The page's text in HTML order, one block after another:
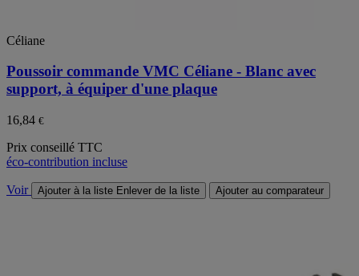
Céliane
Poussoir commande VMC Céliane - Blanc avec
support, à équiper d'une plaque
16,84 €
Prix conseillé TTC
éco-contribution incluse
Voir Ajouter à la liste Enlever de la liste Ajouter au comparateur